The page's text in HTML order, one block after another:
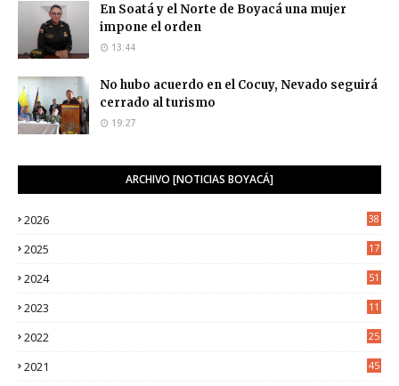
En Soatá y el Norte de Boyacá una mujer
impone el orden
13:44
No hubo acuerdo en el Cocuy, Nevado seguirá
cerrado al turismo
19:27
ARCHIVO [NOTICIAS BOYACÁ]
2026 38
2025
17
2024 51
2023
11
2022
25
2021
45